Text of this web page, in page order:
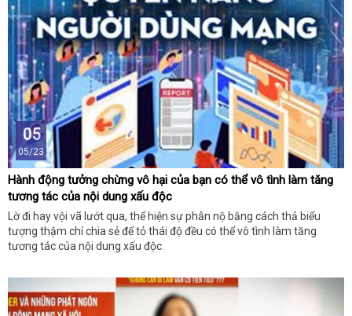
05
05/23
Hành động tưởng chừng vô hại của bạn có thể vô tình làm tăng
tương tác của nội dung xấu độc
Lờ đi hay vội vã lướt qua, thể hiện sự phẫn nộ bằng cách thả biểu
tượng thậm chí chia sẻ để tỏ thái độ đều có thể vô tình làm tăng
tương tác của nội dung xấu độc.